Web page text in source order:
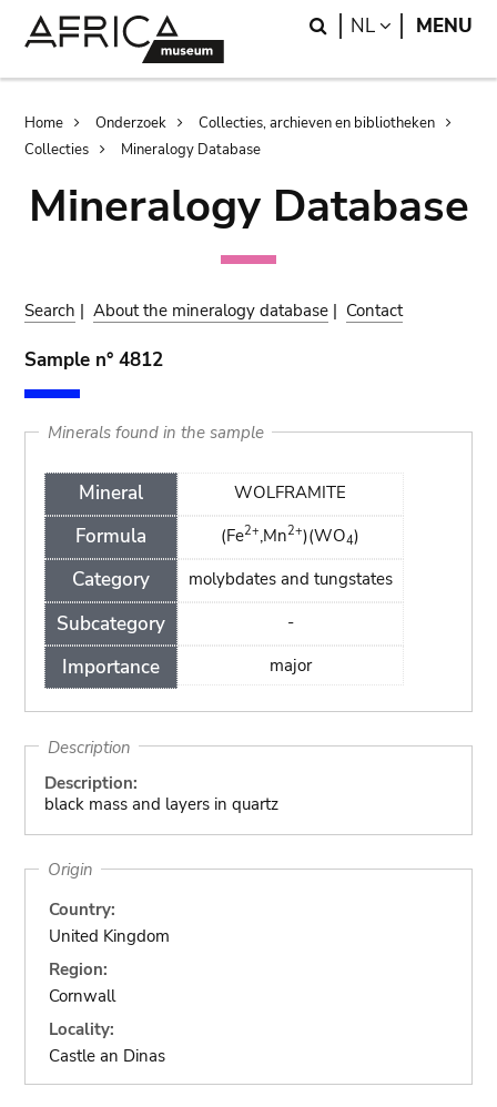
Search
NL LANGUAGE
MENU
Breadcrumb
Home Onderzoek
Collecties, archieven en bibliotheken
Collecties
Mineralogy Database
Mineralogy Database
Search |About the mineralogy database | Contact
Sample n° 4812
Minerals found in the sample
Mineral
Formula
Category
Subcategory
Importance
WOLFRAMITE
(Fe2+,Mn2+)(WO4)
molybdates and tungstates
-
major
Description
Description:
black mass and layers in quartz
Origin
Country:
United Kingdom
Region:
Cornwall
Locality:
Castle an Dinas